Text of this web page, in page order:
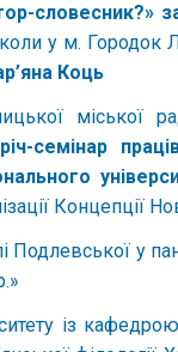
словесник?»
у м. Городок
Коць
міської
семінар
Концепції
у
із